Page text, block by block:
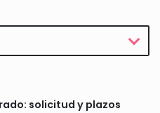
solicitud y plazos